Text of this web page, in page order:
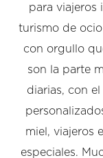
para viajeros
turismo de
con orgullo
son la parte
diarias, con
miel, viajeros
especiales.